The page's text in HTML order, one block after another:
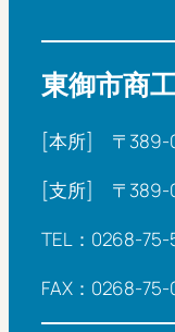
東御市商
[本所] 〒389-
[支所] 〒389-
TEL：0268-
FAX：0268-75-